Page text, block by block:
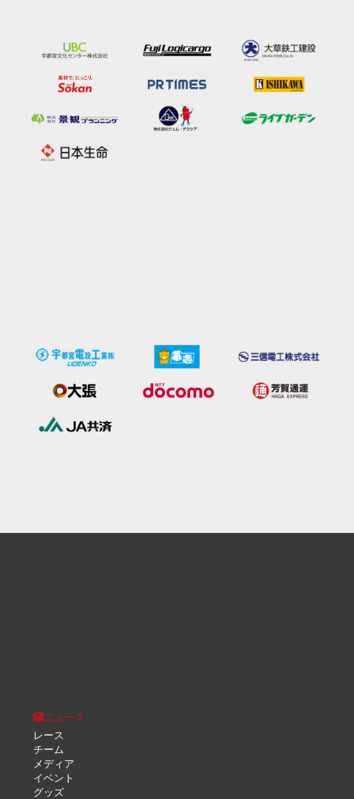
ニュース
レース
チーム
メディア
イベント
グッズ